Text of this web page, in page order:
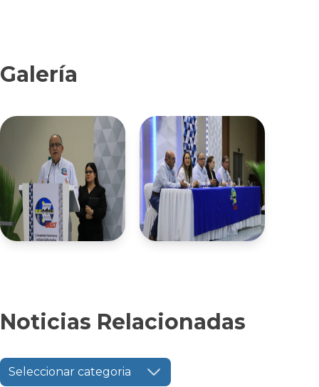
Galería
Noticias Relacionadas
Seleccionar categoria